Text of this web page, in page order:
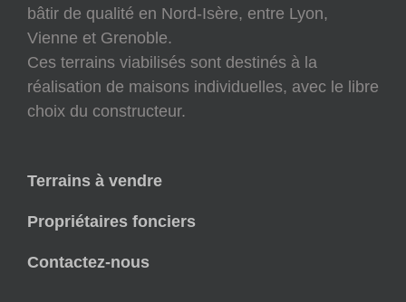
bâtir de qualité en Nord-Isère, entre Lyon,
Vienne et Grenoble.
Ces terrains viabilisés sont destinés à la
réalisation de maisons individuelles, avec le libre
choix du constructeur.
Terrains à vendre
Propriétaires fonciers
Contactez-nous